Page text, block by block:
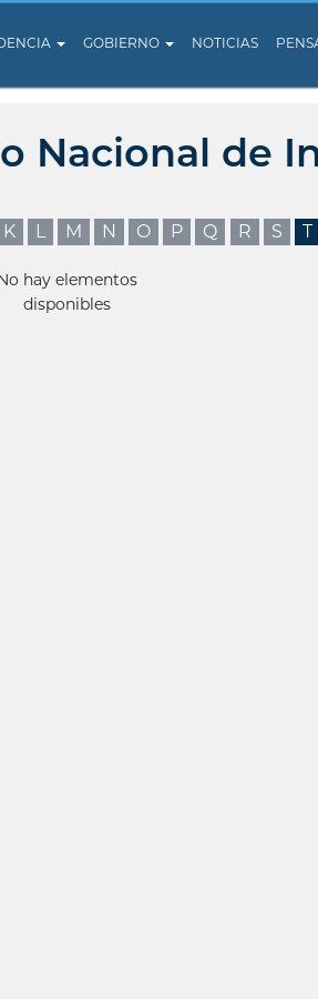
GOBIERNO NOTICIAS
Nacional de
K L M N O P Q R S T
hay elementos
disponibles